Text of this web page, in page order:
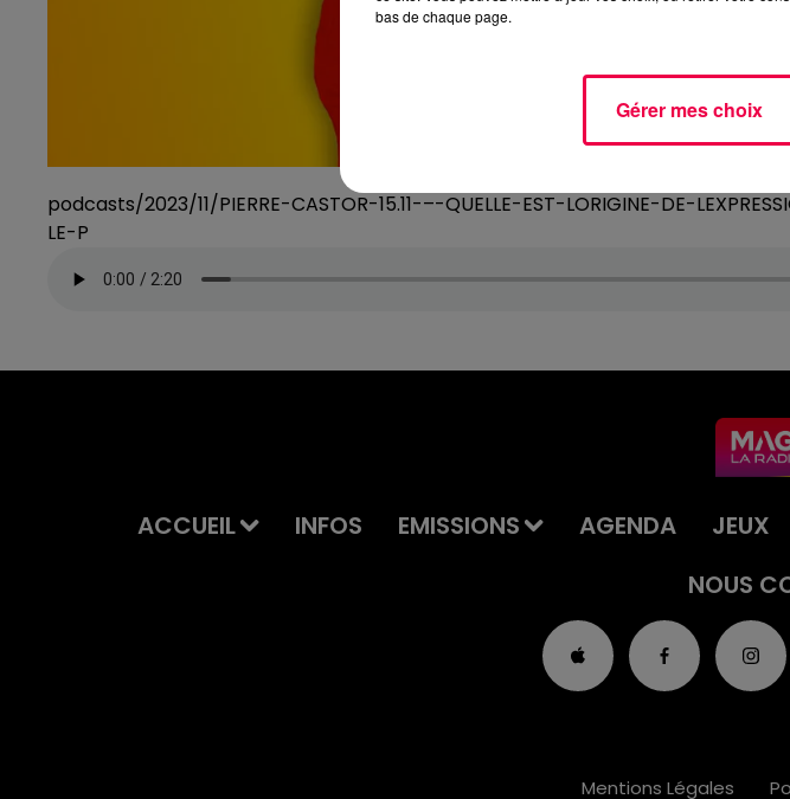
podcasts/2023/11/PIERRE-CASTOR-15.11-–-QUELLE-EST-LORIGINE-DE-
LE-P
ACCUEIL INFOS EMISSIONS AGENDA JEUX
NOUS
Mentions Légales
bas de chaque page.
Gérer mes choix